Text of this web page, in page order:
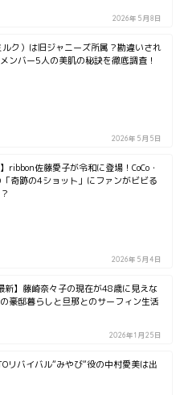
2026年5月8日
ルク）は旧ジャニーズ所属？勘違いされ
ンバー5人の美肌の秘訣を徹底調査！
2026年5月5日
】ribbon佐藤愛子が令和に登場！CoCo・
奇跡の4ショット」にファンがビビる
2026年5月4日
新】藤崎奈々子の現在が48歳に見えな
豪邸暮らしと旦那とのサーフィン生活
2026年1月25日
リバイバル“みやび“役の中村愛美は出